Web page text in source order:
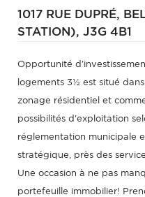
1017 RUE DUPRÉ,
STATION), J3G 4B1
Opportunité
logements 3½ est situé
zonage résidentiel et
possibilités d'exploitation
réglementation municipale
stratégique, près des
Une occasion à ne pas
portefeuille immobilier!